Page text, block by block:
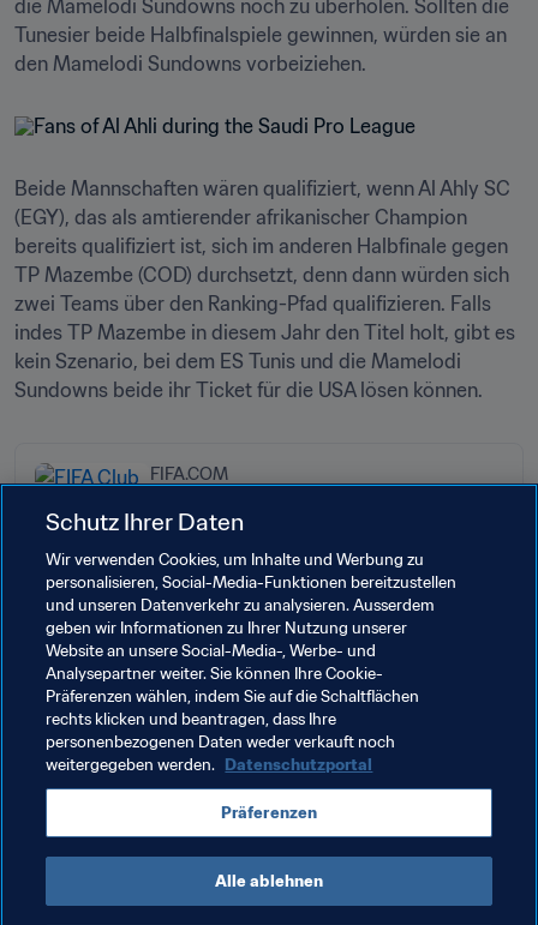
die Mamelodi Sundowns noch zu überholen. Sollten die
Tunesier beide Halbfinalspiele gewinnen, würden sie an
den Mamelodi Sundowns vorbeiziehen.
Beide Mannschaften wären qualifiziert, wenn Al Ahly SC
(EGY), das als amtierender afrikanischer Champion
bereits qualifiziert ist, sich im anderen Halbfinale gegen
TP Mazembe (COD) durchsetzt, denn dann würden sich
zwei Teams über den Ranking-Pfad qualifizieren. Falls
indes TP Mazembe in diesem Jahr den Titel holt, gibt es
kein Szenario, bei dem ES Tunis und die Mamelodi
Sundowns beide ihr Ticket für die USA lösen können.
FIFA.COM
FIFA Klub-Weltmeisterschaft 2025™
Konföderationen-Rangliste
Verwandte Themen
Organisation Organisation Spain
United Arab Emirates AFC England
Korea Republic CAF
Schutz Ihrer Daten
Wir verwenden Cookies, um Inhalte und Werbung zu
personalisieren, Social-Media-Funktionen bereitzustellen
und unseren Datenverkehr zu analysieren. Ausserdem
geben wir Informationen zu Ihrer Nutzung unserer
Website an unsere Social-Media-, Werbe- und
Analysepartner weiter. Sie können Ihre Cookie-
Präferenzen wählen, indem Sie auf die Schaltflächen
rechts klicken und beantragen, dass Ihre
personenbezogenen Daten weder verkauft noch
weitergegeben werden. Datenschutzportal
Präferenzen
Alle ablehnen